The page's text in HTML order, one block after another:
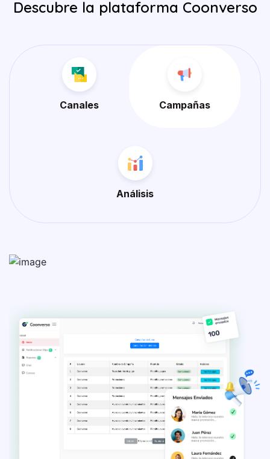
Descubre la plataforma Coonverso
Canales Campañas
Análisis